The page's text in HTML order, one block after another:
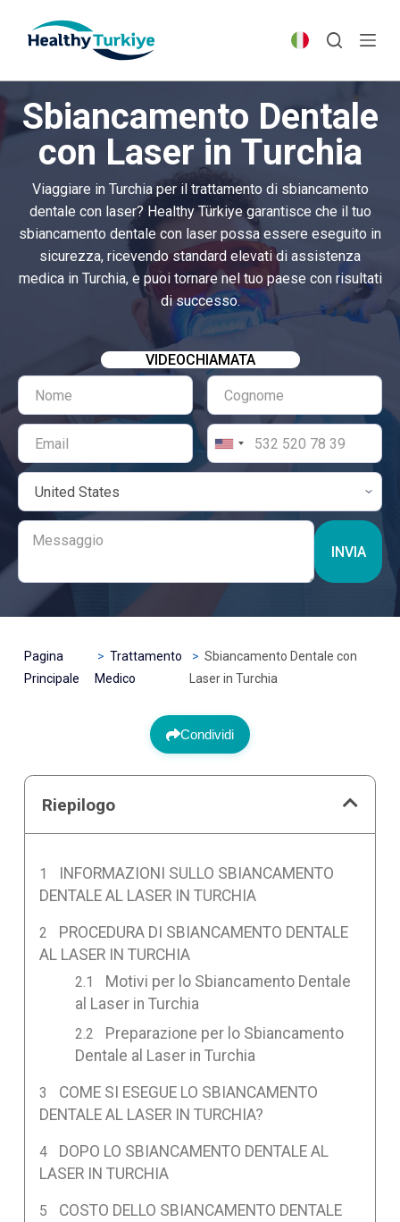
p
o
e
t
Sbiancamento Dentale
con Laser in Turchia
Viaggiare in Turchia per il trattamento di sbiancamento
dentale con laser? Healthy Türkiye garantisce che il tuo
sbiancamento dentale con laser possa essere eseguito in
sicurezza, ricevendo standard elevati di assistenza
medica in Turchia, e puoi tornare nel tuo paese con risultati
di successo.
VIDEOCHIAMATA
INVIA
Pagina
Principale
Trattamento
Medico
Sbiancamento Dentale con
Laser in Turchia
Condividi
Riepilogo
INFORMAZIONI SULLO SBIANCAMENTO
DENTALE AL LASER IN TURCHIA
PROCEDURA DI SBIANCAMENTO DENTALE
AL LASER IN TURCHIA
Motivi per lo Sbiancamento Dentale
al Laser in Turchia
Preparazione per lo Sbiancamento
Dentale al Laser in Turchia
COME SI ESEGUE LO SBIANCAMENTO
DENTALE AL LASER IN TURCHIA?
DOPO LO SBIANCAMENTO DENTALE AL
LASER IN TURCHIA
COSTO DELLO SBIANCAMENTO DENTALE